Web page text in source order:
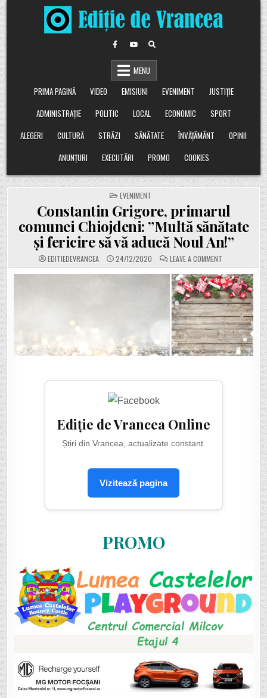
Skip
to
content
MENU
PRIMA PAGINĂ
VIDEO EMISIUNI EVENIMENT
JUSTIȚIE
ADMINISTRAȚIE
POLITIC LOCAL ECONOMIC
SPORT
ALEGERI
CULTURĂ STRĂZI SĂNĂTATE ÎNVĂȚĂMÂNT
OPINII
ANUNȚURI
EXECUTĂRI PROMO COOKIES
POSTED
IN
EVENIMENT
Constantin Grigore, primarul
comunei Chiojdeni: ”Multă sănătate
și fericire să vă aducă Noul An!”
EDITIEDEVRANCEA 24/12/2020 LEAVE A COMMENT
CONSTANTIN
GRIGORE,
PRIMARUL
COMUNEI
CHIOJDENI:
”MULTĂ
SĂNĂTATE
ȘI
FERICIRE
SĂ
VĂ
ADUCĂ
NOUL
AN!”
Ediție de Vrancea Online
Știri din Vrancea, actualizate constant.
Vizitează pagina
PROMO